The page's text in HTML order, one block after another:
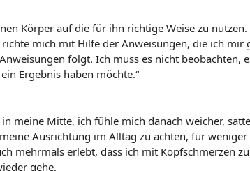
Körper auf die für ihn richtige Weise zu
mich mit Hilfe der Anweisungen, die ich mir
folgt. Ich muss es nicht beobachten,
Ergebnis haben möchte.“
in meine Mitte, ich fühle mich danach weicher,
Ausrichtung im Alltag zu achten, für
mehrmals erlebt, dass ich mit Kopfschmerzen
gehe.